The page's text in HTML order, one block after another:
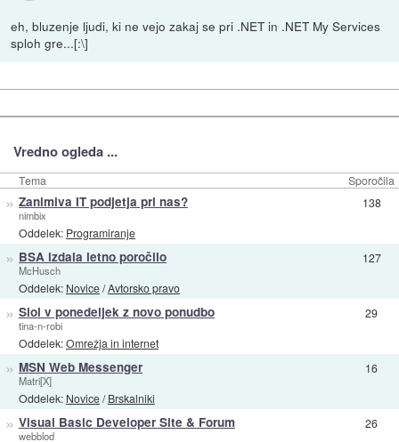
eh, bluzenje ljudi, ki ne vejo zakaj se pri .NET in .NET My Services
sploh gre...[:\]
Vredno ogleda ...
Tema Sporočila
» Zanimiva IT podjetja pri nas?
nimbix
Oddelek: Programiranje
138
» BSA izdala letno poročilo
McHusch
Oddelek: Novice/Avtorsko pravo
127
» Siol v ponedeljek z novo ponudbo
tina-n-robi
Oddelek:Omrežja in internet
29
» MSN Web Messenger
Matri[X]
Oddelek: Novice/Brskalniki
16
» Visual Basic Developer Site & Forum
webblod
26